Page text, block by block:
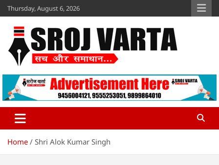
Skip
to
content
Thursday, August 6, 2026
Sroj Varta
www.srojvarta.in
Home Shri Alok Kumar Singh